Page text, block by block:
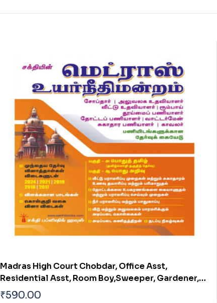
Madras High Court Chobdar, Office Asst,
Residential Asst, Room Boy,Sweeper, Gardener,
Waterman, Sanitary Worker, Watchman. Exam
₹590.00